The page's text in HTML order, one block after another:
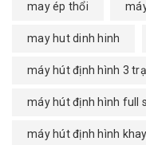
may ép thổi
may hut dinh hinh
máy hút định hình 3
máy hút định hình full
máy hút định hình